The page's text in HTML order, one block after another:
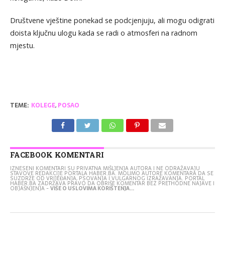
Društvene vještine ponekad se podcjenjuju, ali mogu odigrati
doista ključnu ulogu kada se radi o atmosferi na radnom
mjestu.
TEME: KOLEGE, POSAO
FACEBOOK KOMENTARI
IZNESENI KOMENTARI SU PRIVATNA MIŠLJENJA AUTORA I NE ODRAŽAVAJU
STAVOVE REDAKCIJE PORTALA HABER.BA. MOLIMO AUTORE KOMENTARA DA SE
SUZDRŽE OD VRIJEĐANJA, PSOVANJA I VULGARNOG IZRAŽAVANJA. PORTAL
HABER.BA ZADRŽAVA PRAVO DA OBRIŠE KOMENTAR BEZ PRETHODNE NAJAVE I
OBJAŠNJENJA -VIŠE O USLOVIMA KORIŠTENJA...